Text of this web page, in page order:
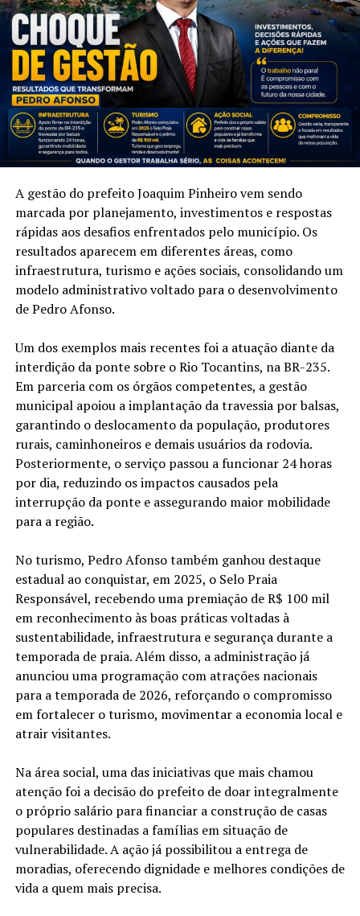
A gestão do prefeito Joaquim Pinheiro vem sendo
marcada por planejamento, investimentos e respostas
rápidas aos desafios enfrentados pelo município. Os
resultados aparecem em diferentes áreas, como
infraestrutura, turismo e ações sociais, consolidando um
modelo administrativo voltado para o desenvolvimento
de Pedro Afonso.
Um dos exemplos mais recentes foi a atuação diante da
interdição da ponte sobre o Rio Tocantins, na BR-235.
Em parceria com os órgãos competentes, a gestão
municipal apoiou a implantação da travessia por balsas,
garantindo o deslocamento da população, produtores
rurais, caminhoneiros e demais usuários da rodovia.
Posteriormente, o serviço passou a funcionar 24 horas
por dia, reduzindo os impactos causados pela
interrupção da ponte e assegurando maior mobilidade
para a região.
No turismo, Pedro Afonso também ganhou destaque
estadual ao conquistar, em 2025, o Selo Praia
Responsável, recebendo uma premiação de R$ 100 mil
em reconhecimento às boas práticas voltadas à
sustentabilidade, infraestrutura e segurança durante a
temporada de praia. Além disso, a administração já
anunciou uma programação com atrações nacionais
para a temporada de 2026, reforçando o compromisso
em fortalecer o turismo, movimentar a economia local e
atrair visitantes.
Na área social, uma das iniciativas que mais chamou
atenção foi a decisão do prefeito de doar integralmente
o próprio salário para financiar a construção de casas
populares destinadas a famílias em situação de
vulnerabilidade. A ação já possibilitou a entrega de
moradias, oferecendo dignidade e melhores condições de
vida a quem mais precisa.